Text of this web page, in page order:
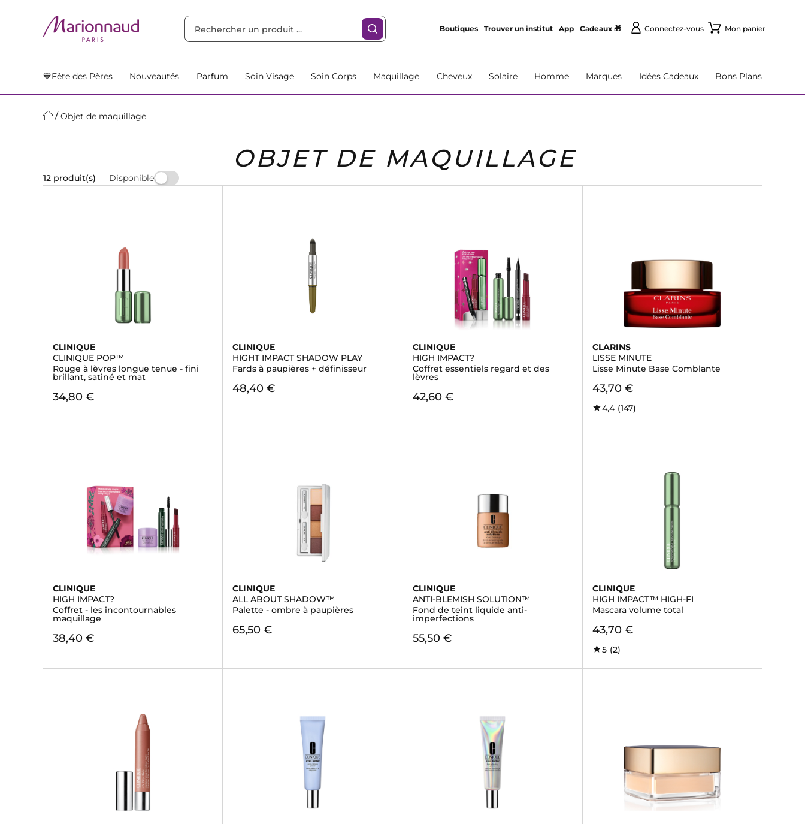
Boutiques Trouver un institut App Cadeaux 🎁 Connectez-vous Mon panier
💙Fête des Pères Nouveautés Parfum Soin Visage Soin Corps Maquillage Cheveux Solaire Homme Marques Idées Cadeaux Bons Plans
Objet de maquillage
OBJET DE MAQUILLAGE
12 produit(s) Disponible
CLINIQUE
CLINIQUE POP™
Rouge à lèvres longue tenue - fini
brillant, satiné et mat
34,80 €
CLINIQUE
HIGHT IMPACT SHADOW PLAY
Fards à paupières + définisseur
48,40 €
CLINIQUE
HIGH IMPACT?
Coffret essentiels regard et des
lèvres
42,60 €
CLARINS
LISSE MINUTE
Lisse Minute Base Comblante
43,70 €
4,4 (147)
CLINIQUE
HIGH IMPACT?
Coffret - les incontournables
maquillage
38,40 €
CLINIQUE
ALL ABOUT SHADOW™
Palette - ombre à paupières
65,50 €
CLINIQUE
ANTI-BLEMISH SOLUTION™
Fond de teint liquide anti-
imperfections
55,50 €
CLINIQUE
HIGH IMPACT™ HIGH-FI
Mascara volume total
43,70 €
5 (2)